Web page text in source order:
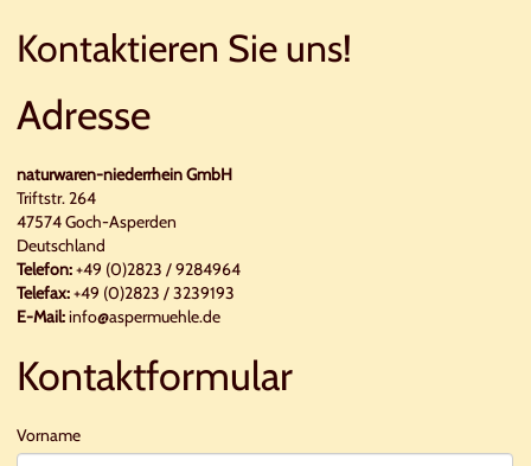
Kontaktieren Sie uns!
Adresse
naturwaren-niederrhein GmbH
Triftstr. 264
47574Goch-Asperden
Deutschland
Telefon:+49 (0)2823 / 9284964
Telefax:+49 (0)2823 / 3239193
E-Mail:info@aspermuehle.de
Kontaktformular
Vorname